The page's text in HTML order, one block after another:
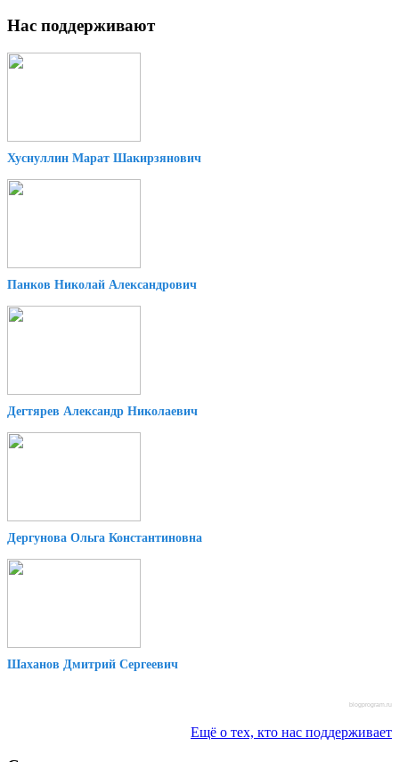
Нас поддерживают
Хуснуллин Марат Шакирзянович
Панков Николай Александрович
Дегтярев Александр Николаевич
Дергунова Ольга Константиновна
Шаханов Дмитрий Сергеевич
blogprogram.ru
Ещё о тех, кто нас поддерживает